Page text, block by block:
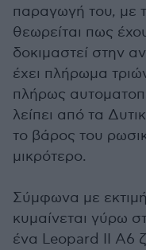
παραγωγή του, με
θεωρείται πως
δοκιμαστεί στην
έχει πλήρωμα
πλήρως
λείπει από τα
το βάρος του
μικρότερο.
Σύμφωνα με
κυμαίνεται γύρω
ένα Leopard II A6